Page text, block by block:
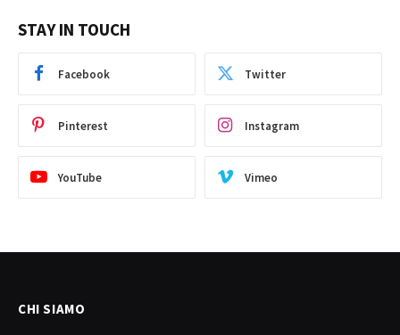
STAY IN TOUCH
Facebook Twitter
Pinterest Instagram
YouTube Vimeo
CHI SIAMO